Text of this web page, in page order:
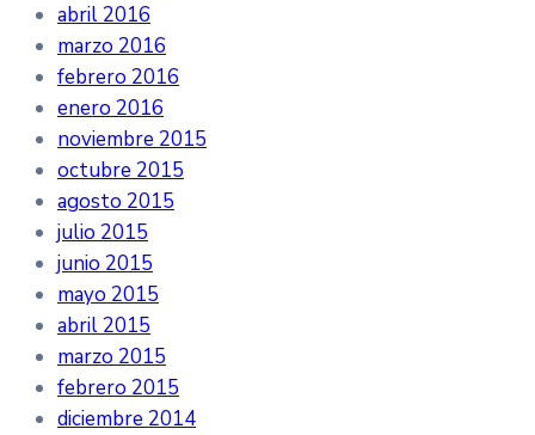
abril 2016
marzo 2016
febrero 2016
enero 2016
noviembre 2015
octubre 2015
agosto 2015
julio 2015
junio 2015
mayo 2015
abril 2015
marzo 2015
febrero 2015
diciembre 2014